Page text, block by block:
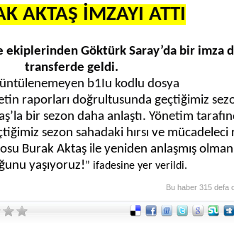
AKTAŞ İMZAYI ATTI
ekiplerinden Göktürk Saray’da bir imza
transferde geldi.
raporları doğrultusunda geçtiğimiz
bir sezon daha anlaştı. Yönetim
sezon sahadaki hırsı ve mücadeleci
Burak Aktaş ile yeniden anlaşmış
yaşıyoruz!” ifadesine yer verildi.
Bu haber 315 defa